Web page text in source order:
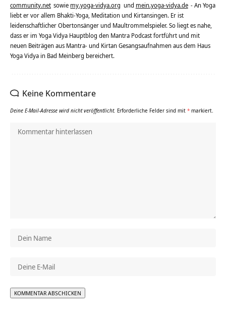
community.net sowie my.yoga-vidya.org und mein.yoga-vidya.de - An Yoga
liebt er vor allem Bhakti-Yoga, Meditation und Kirtansingen. Er ist
leidenschaftlicher Obertonsänger und Maultrommelspieler. So liegt es nahe,
dass er im Yoga Vidya Hauptblog den Mantra Podcast fortführt und mit
neuen Beiträgen aus Mantra- und Kirtan Gesangsaufnahmen aus dem Haus
Yoga Vidya in Bad Meinberg bereichert.
Keine Kommentare
Deine E-Mail-Adresse wird nicht veröffentlicht. Erforderliche Felder sind mit * markiert.